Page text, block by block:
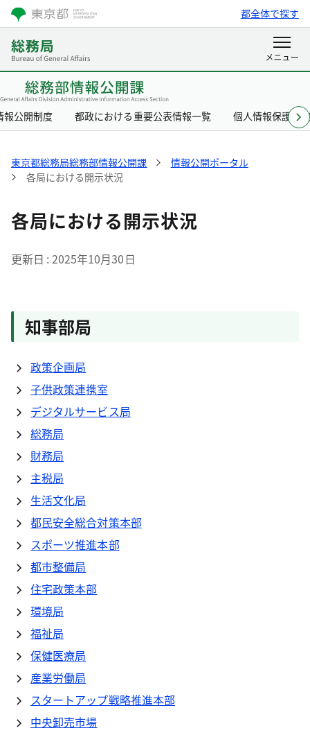
都全体で探す
報公開制度 都政における重要公表情報一覧 個人情報保護制
東京都総務局総務部情報公開課
情報公開ポータル
各局における開示状況
各局における開示状況
更新日 2025年10月30日
知事部局
政策企画局
子供政策連携室
デジタルサービス局
総務局
財務局
主税局
生活文化局
都民安全総合対策本部
スポーツ推進本部
都市整備局
住宅政策本部
環境局
福祉局
保健医療局
産業労働局
スタートアップ戦略推進本部
中央卸売市場